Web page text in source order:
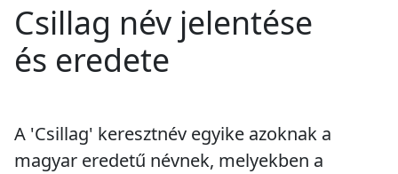
Csillag név jelentése
és eredete
A 'Csillag' keresztnév egyike azoknak a
magyar eredetű névnek, melyekben a